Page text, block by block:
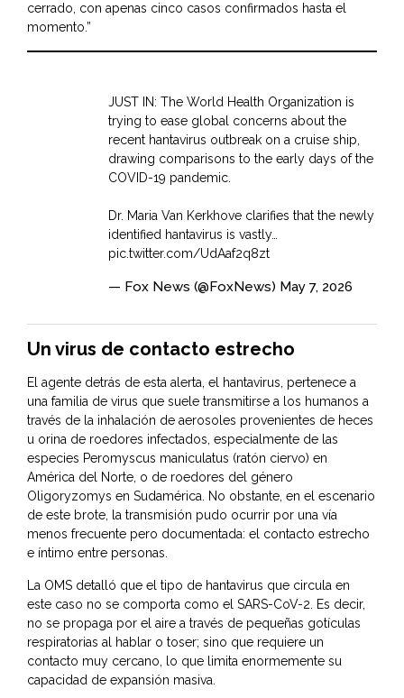
cerrado, con apenas cinco casos confirmados hasta el
momento.”
JUST IN: The World Health Organization is
trying to ease global concerns about the
recent hantavirus outbreak on a cruise ship,
drawing comparisons to the early days of the
COVID-19 pandemic.
Dr. Maria Van Kerkhove clarifies that the newly
identified hantavirus is vastly…
pic.twitter.com/UdAaf2q8zt
— Fox News (@FoxNews) May 7, 2026
Un virus de contacto estrecho
El agente detrás de esta alerta, el hantavirus, pertenece a
una familia de virus que suele transmitirse a los humanos a
través de la inhalación de aerosoles provenientes de heces
u orina de roedores infectados, especialmente de las
especies Peromyscus maniculatus (ratón ciervo) en
América del Norte, o de roedores del género
Oligoryzomys en Sudamérica. No obstante, en el escenario
de este brote, la transmisión pudo ocurrir por una vía
menos frecuente pero documentada: el contacto estrecho
e íntimo entre personas.
La OMS detalló que el tipo de hantavirus que circula en
este caso no se comporta como el SARS-CoV-2. Es decir,
no se propaga por el aire a través de pequeñas gotículas
respiratorias al hablar o toser; sino que requiere un
contacto muy cercano, lo que limita enormemente su
capacidad de expansión masiva.